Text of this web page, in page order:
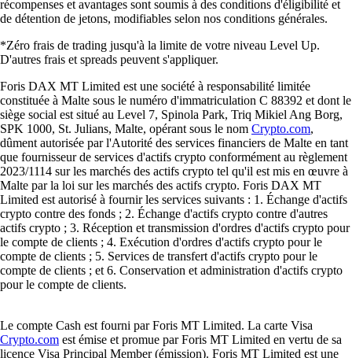
récompenses et avantages sont soumis à des conditions d'éligibilité et
de détention de jetons, modifiables selon nos conditions générales.
*Zéro frais de trading jusqu'à la limite de votre niveau Level Up.
D'autres frais et spreads peuvent s'appliquer.
Foris DAX MT Limited est une société à responsabilité limitée
constituée à Malte sous le numéro d'immatriculation C 88392 et dont le
siège social est situé au Level 7, Spinola Park, Triq Mikiel Ang Borg,
SPK 1000, St. Julians, Malte, opérant sous le nom Crypto.com,
dûment autorisée par l'Autorité des services financiers de Malte en tant
que fournisseur de services d'actifs crypto conformément au règlement
2023/1114 sur les marchés des actifs crypto tel qu'il est mis en œuvre à
Malte par la loi sur les marchés des actifs crypto. Foris DAX MT
Limited est autorisé à fournir les services suivants : 1. Échange d'actifs
crypto contre des fonds ; 2. Échange d'actifs crypto contre d'autres
actifs crypto ; 3. Réception et transmission d'ordres d'actifs crypto pour
le compte de clients ; 4. Exécution d'ordres d'actifs crypto pour le
compte de clients ; 5. Services de transfert d'actifs crypto pour le
compte de clients ; et 6. Conservation et administration d'actifs crypto
pour le compte de clients.
Le compte Cash est fourni par Foris MT Limited. La carte Visa
Crypto.com est émise et promue par Foris MT Limited en vertu de sa
licence Visa Principal Member (émission). Foris MT Limited est une